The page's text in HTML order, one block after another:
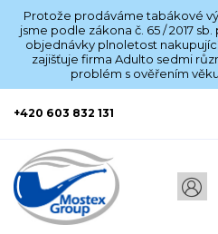
Protože prodáváme tabákové
jsme podle zákona č. 65 / 2017
objednávky plnoletost
zajišťuje firma Adulto sedmi
problém s ověřením
+420 603 832 131